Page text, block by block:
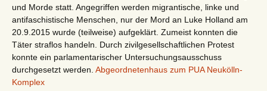
und Morde statt. Angegriffen werden migrantische, linke und
antifaschistische Menschen, nur der Mord an Luke Holland am
20.9.2015 wurde (teilweise) aufgeklärt. Zumeist konnten die
Täter straflos handeln. Durch zivilgesellschaftlichen Protest
konnte ein parlamentarischer Untersuchungsausschuss
durchgesetzt werden. Abgeordnetenhaus zum PUA Neukölln-
Komplex